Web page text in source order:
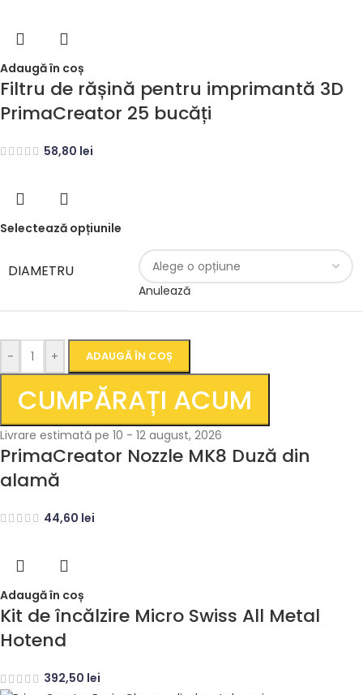
Adaugă în coș
Filtru de rășină pentru imprimantă 3D
PrimaCreator 25 bucăți
58,80 lei
Selectează opțiunile
DIAMETRU
Anulează
- + ADAUGĂ ÎN COȘ
CUMPĂRAȚI ACUM
Livrare estimată pe 10 - 12 august, 2026
PrimaCreator Nozzle MK8 Duză din
alamă
44,60 lei
Adaugă în coș
Kit de încălzire Micro Swiss All Metal
Hotend
392,50 lei